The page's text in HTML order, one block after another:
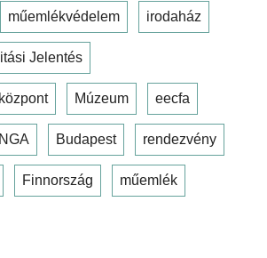
műemlékvédelem irodaház
Jelentés
Múzeum eecfa
Budapest rendezvény
Finnország műemlék